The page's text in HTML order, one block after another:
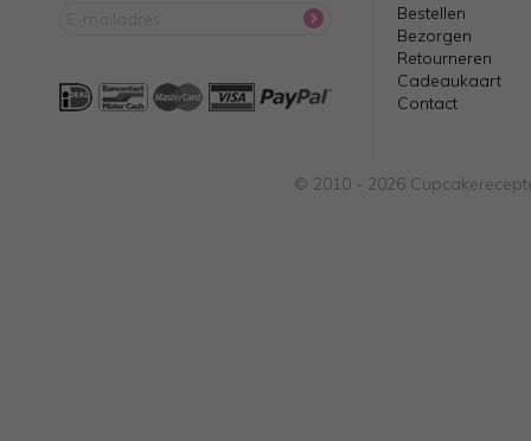
Bestellen
Bezorgen
Retourneren
Cadeaukaart
Contact
© 2010 - 2026